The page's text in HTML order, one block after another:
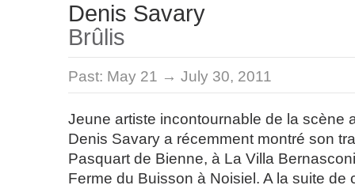
Denis Savary
Brûlis
Past: May 21 → July 30, 2011
Jeune artiste incontournable de la scène
Denis Savary a récemment montré son
Pasquart de Bienne, à La Villa
Ferme du Buisson à Noisiel. A la suite de